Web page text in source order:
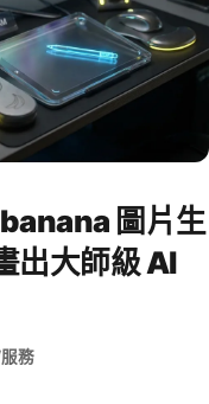
圖片生
出大師級 AI
務